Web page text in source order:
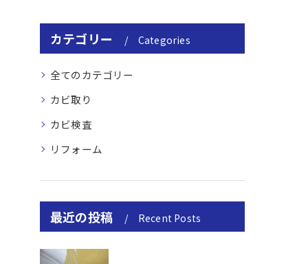
カテゴリー Categories
全てのカテゴリー
カビ取り
カビ検査
リフォーム
最近の投稿 Recent Posts